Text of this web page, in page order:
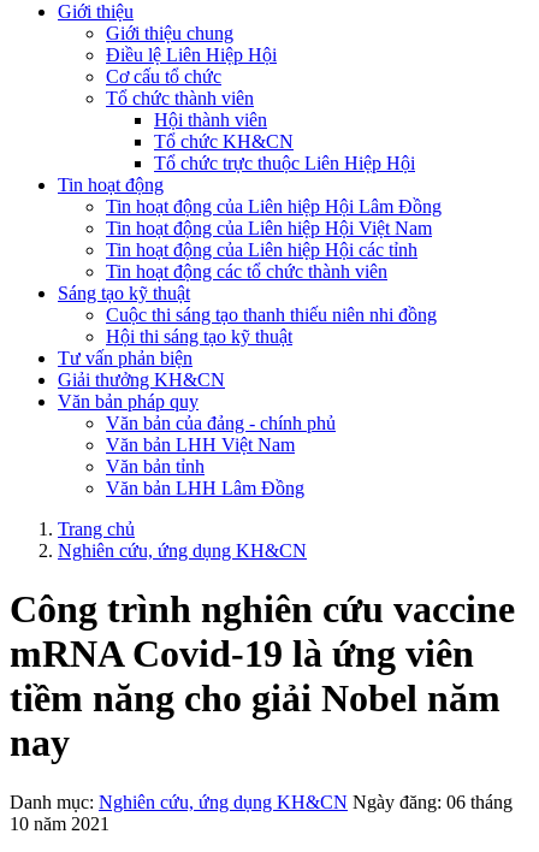
Giới thiệu
Giới thiệu chung
Điều lệ Liên Hiệp Hội
Cơ cấu tổ chức
Tổ chức thành viên
Hội thành viên
Tổ chức KH&CN
Tổ chức trực thuộc Liên Hiệp Hội
Tin hoạt động
Tin hoạt động của Liên hiệp Hội Lâm Đồng
Tin hoạt động của Liên hiệp Hội Việt Nam
Tin hoạt động của Liên hiệp Hội các tỉnh
Tin hoạt động các tổ chức thành viên
Sáng tạo kỹ thuật
Cuộc thi sáng tạo thanh thiếu niên nhi đồng
Hội thi sáng tạo kỹ thuật
Tư vấn phản biện
Giải thưởng KH&CN
Văn bản pháp quy
Văn bản của đảng - chính phủ
Văn bản LHH Việt Nam
Văn bản tỉnh
Văn bản LHH Lâm Đồng
Trang chủ
Nghiên cứu, ứng dụng KH&CN
Công trình nghiên cứu vaccine
mRNA Covid-19 là ứng viên
tiềm năng cho giải Nobel năm
nay
Danh mục: Nghiên cứu, ứng dụng KH&CN Ngày đăng: 06 tháng
10 năm 2021